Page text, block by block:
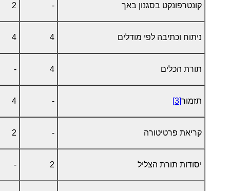
קונטרפונקט בסגנון באך -
2
ניתוח וכתיבה לפי מודלים 4
4
תורת הכלים 4
-
תזמור[3]
-
4
קריאת פרטיטורה -
2
יסודות תורת הצליל 2
-